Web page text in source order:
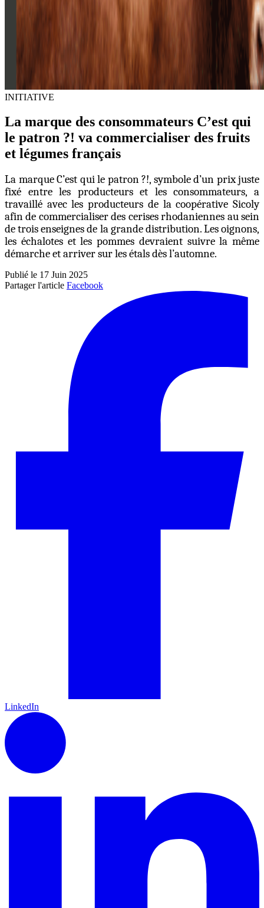
INITIATIVE
La marque des consommateurs C’est qui
le patron ?! va commercialiser des fruits
et légumes français
La marque C’est qui le patron ?!, symbole d’un prix juste
fixé entre les producteurs et les consommateurs, a
travaillé avec les producteurs de la coopérative Sicoly
afin de commercialiser des cerises rhodaniennes au sein
de trois enseignes de la grande distribution. Les oignons,
les échalotes et les pommes devraient suivre la même
démarche et arriver sur les étals dès l’automne.
Publié le 17 Juin 2025
Partager l'article Facebook
LinkedIn